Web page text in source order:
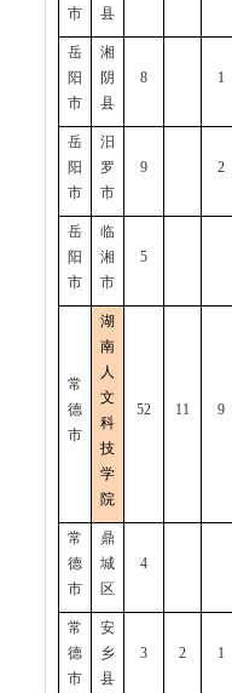
市
县
岳
阳
市
湘
阴
县
8 1
岳
阳
市
汨
罗
市
9 2
岳
阳
市
临
湘
市
5
常
德
市
湖
南
人
文
科
技
学
院
52 11 9
常
德
市
鼎
城
区
4
常
德
市
安
乡
县
3 2 1